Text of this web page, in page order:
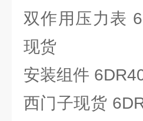
双作用压力表
现货
安装组件
西门子现货